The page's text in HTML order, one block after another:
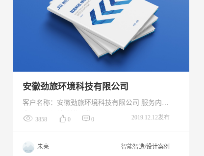
安徽劲旅环境科技有限公司
客户名称：安徽劲旅环境科技有限公司 服务内
容：画册设计 创作日期：2019.11
3858 0 0 2019.12.12发布
朱亮 智能智造/设计案例